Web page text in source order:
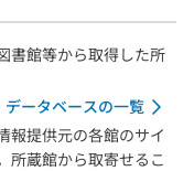
書館等から取得した所
ータベースの一覧
報提供元の各館のサイ
所蔵館から取寄せるこ